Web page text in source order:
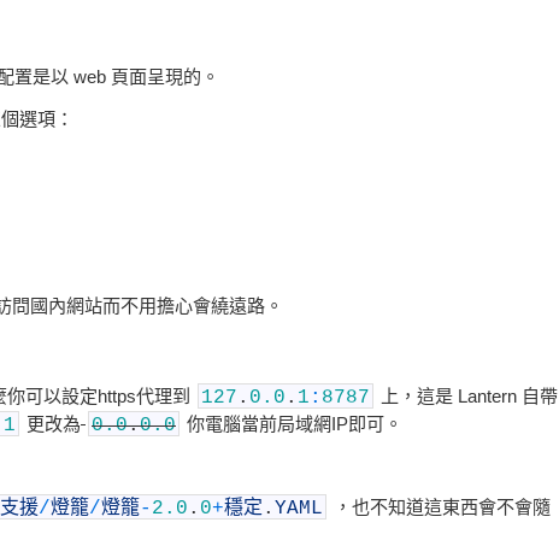
置是以 web 頁面呈現的。
選項：
國內網站而不用擔心會繞遠路。
可以設定https代理到 127 . 0.0 . 1 : 8787
上，這是 Lantern 自帶
1 更改為 0.0.0.0 你電腦當前局域網IP即可。
支援/燈籠/燈籠- 2.0 . 0+穩定. YAML
，也不知道這東西會不會隨